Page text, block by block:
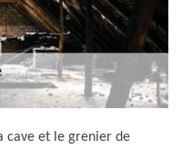
cave et le grenier de